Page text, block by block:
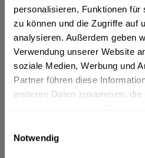
personalisieren, Funktionen für
zu können und die Zugriffe auf
analysieren. Außerdem geben
Verwendung unserer Website
soziale Medien, Werbung und
Partner führen diese
weiteren Daten zusammen, die
Notwendig
In denWarenkorb
Artikel-Nr.:
36929
Verfügbar in:
Frankfurt am Main,Rastatt,